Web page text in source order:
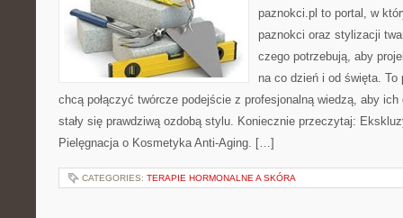
paznokci.pl to portal, w
paznokci oraz stylizacji
czego potrzebują, aby
na co dzień i od święta.
chcą połączyć twórcze podejście z profesjonalną wiedzą, aby ich
stały się prawdziwą ozdobą stylu. Koniecznie przeczytaj:
Pielęgnacja o Kosmetyka Anti-Aging. […]
CATEGORIES: TERAPIE HORMONALNE A SKÓRA